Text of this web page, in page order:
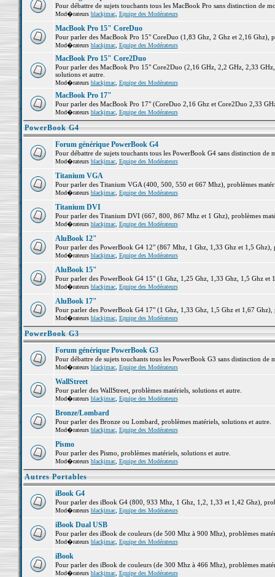
Pour débattre de sujets touchants tous les MacBook Pro sans distinction de
Mod�rateurs blackjmac, Equipe des Modérateurs
MacBook Pro 15" CoreDuo
Pour parler des MacBook Pro 15" CoreDuo (1,83 Ghz, 2 Ghz et 2,16 Ghz),
Mod�rateurs blackjmac, Equipe des Modérateurs
MacBook Pro 15" Core2Duo
Pour parler des MacBook Pro 15" Core2Duo (2,16 GHz, 2,2 GHz, 2,33
solutions et autre.
Mod�rateurs blackjmac, Equipe des Modérateurs
MacBook Pro 17"
Pour parler des MacBook Pro 17" (CoreDuo 2,16 Ghz et Core2Duo 2,33
Mod�rateurs blackjmac, Equipe des Modérateurs
PowerBook G4
Forum générique PowerBook G4
Pour débattre de sujets touchants tous les PowerBook G4 sans distinction de
Mod�rateurs blackjmac, Equipe des Modérateurs
Titanium VGA
Pour parler des Titanium VGA (400, 500, 550 et 667 Mhz), problèmes
Mod�rateurs blackjmac, Equipe des Modérateurs
Titanium DVI
Pour parler des Titanium DVI (667, 800, 867 Mhz et 1 Ghz), problèmes
Mod�rateurs blackjmac, Equipe des Modérateurs
AluBook 12"
Pour parler des PowerBook G4 12" (867 Mhz, 1 Ghz, 1,33 Ghz et 1,5 Ghz),
Mod�rateurs blackjmac, Equipe des Modérateurs
AluBook 15"
Pour parler des PowerBook G4 15" (1 Ghz, 1,25 Ghz, 1,33 Ghz, 1,5 Ghz et
Mod�rateurs blackjmac, Equipe des Modérateurs
AluBook 17"
Pour parler des PowerBook G4 17" (1 Ghz, 1,33 Ghz, 1,5 Ghz et 1,67 Ghz),
Mod�rateurs blackjmac, Equipe des Modérateurs
PowerBook G3
Forum générique PowerBook G3
Pour débattre de sujets touchants tous les PowerBook G3 sans distinction de
Mod�rateurs blackjmac, Equipe des Modérateurs
WallStreet
Pour parler des WallStreet, problèmes matériels, solutions et autre.
Mod�rateurs blackjmac, Equipe des Modérateurs
Bronze/Lombard
Pour parler des Bronze ou Lombard, problèmes matériels, solutions et autre.
Mod�rateurs blackjmac, Equipe des Modérateurs
Pismo
Pour parler des Pismo, problèmes matériels, solutions et autre.
Mod�rateurs blackjmac, Equipe des Modérateurs
Autres Portables
iBook G4
Pour parler des iBook G4 (800, 933 Mhz, 1 Ghz, 1,2, 1,33 et 1,42 Ghz),
Mod�rateurs blackjmac, Equipe des Modérateurs
iBook Dual USB
Pour parler des iBook de couleurs (de 500 Mhz à 900 Mhz), problèmes
Mod�rateurs blackjmac, Equipe des Modérateurs
iBook
Pour parler des iBook de couleurs (de 300 Mhz à 466 Mhz), problèmes
Mod�rateurs blackjmac, Equipe des Modérateurs